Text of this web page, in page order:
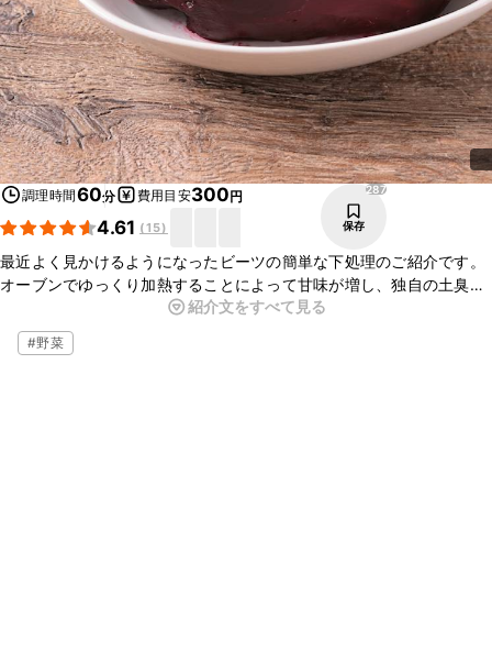
調理時間60分 費用目安300円
4.61 (15)
287
保存
最近よく見かけるようになったビーツの簡単な下処理のご紹介です。
オーブンでゆっくり加熱することによって甘味が増し、独自の土臭さ
が抜けます。切ってそのままサラダにしたりスープにしたり色々とア
レンジしてお召し上がりくださいね。
紹介文をすべて見る
#野菜